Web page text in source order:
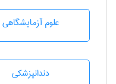
علوم آزمايشگاهی
دندانپزشكی